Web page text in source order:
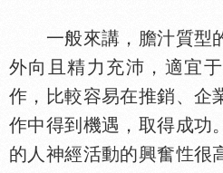
一般來講，膽汁質型的
外向且精力充沛，適宜
作，比較容易在推銷、企
作中得到機遇，取得成功
的人神經活動的興奮
很